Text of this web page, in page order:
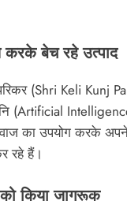
बेच रहे उत्पाद
(Shri Keli Kunj
(Artificial
का उपयोग करके अपने
रहे हैं।
किया जागरूक